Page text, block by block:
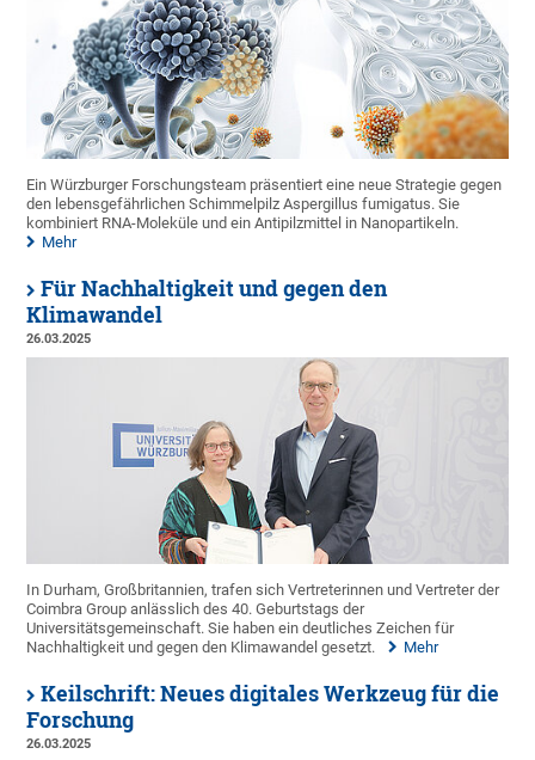
Ein Würzburger Forschungsteam präsentiert eine neue Strategie gegen
den lebensgefährlichen Schimmelpilz Aspergillus fumigatus. Sie
kombiniert RNA-Moleküle und ein Antipilzmittel in Nanopartikeln.
Mehr
Für Nachhaltigkeit und gegen den
Klimawandel
26.03.2025
In Durham, Großbritannien, trafen sich Vertreterinnen und Vertreter der
Coimbra Group anlässlich des 40. Geburtstags der
Universitätsgemeinschaft. Sie haben ein deutliches Zeichen für
Nachhaltigkeit und gegen den Klimawandel gesetzt.
Mehr
Keilschrift: Neues digitales Werkzeug für die
Forschung
26.03.2025